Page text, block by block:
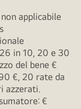
applicabile
in 10, 20 e 30
del bene €
€, 20 rate da
azzerati.
€